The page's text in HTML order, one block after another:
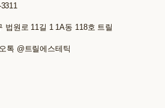
법원로 11길 1 1A동 118호 트릴
톡 @트릴에스테틱